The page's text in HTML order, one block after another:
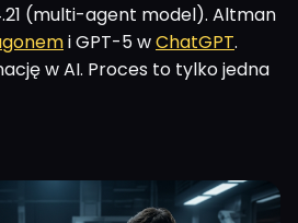
(multi-agent model). Altman
i GPT-5 wChatGPT.
w AI. Proces to tylko jedna